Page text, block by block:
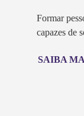
Formar
capazes de
SAIBA